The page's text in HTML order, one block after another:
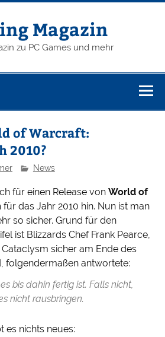
Magazin
zu PC Games und mehr
of Warcraft:
2010?
News
für einen Release vonWorld of
für das Jahr 2010 hin. Nun ist man
so sicher. Grund für den
ist Blizzards Chef Frank Pearce,
sicher am Ende des
folgendermaßen antwortete:
bis dahin fertig ist. Falls nicht,
nicht rausbringen.
es nichts neues: